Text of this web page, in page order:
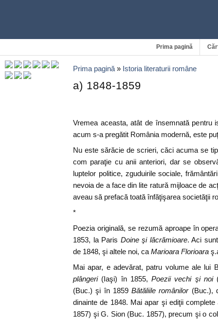
Prima pagină
Prima pagină » Istoria literaturii române
a) 1848-1859
Vremea aceasta, atât de însemnată pentru
acum s-a pregătit România modernă, este
Nu este sărăcie de scrieri, căci acuma se
com paraţie cu anii anteriori, dar se
luptelor politice, zguduirile sociale,
nevoia de a face din lite ratură mijloace de
aveau să prefacă toată înfăţişarea societăţii
*
Poezia originală, se rezumă aproape în
1853, la Paris Doine şi lăcrămioare. Aci
de 1848, şi altele noi, ca Marioara Florioara
Mai apar, e adevărat, patru volume ale lui
plângeri(Iaşi) în 1855, Poezii vechi şi noi
(Buc.) şi în 1859Bătăliile românilor(Buc.),
dinainte de 1848. Mai apar şi ediţii
1857) şi G. Sion (Buc. 1857), precum şi o